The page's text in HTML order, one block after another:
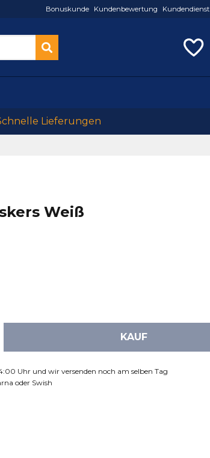
Bonuskunde Kundenbewertung Kundendienst
Lieferungen
Weiß
KAUF
Uhr und wir versenden noch am selben Tag
oder Swish